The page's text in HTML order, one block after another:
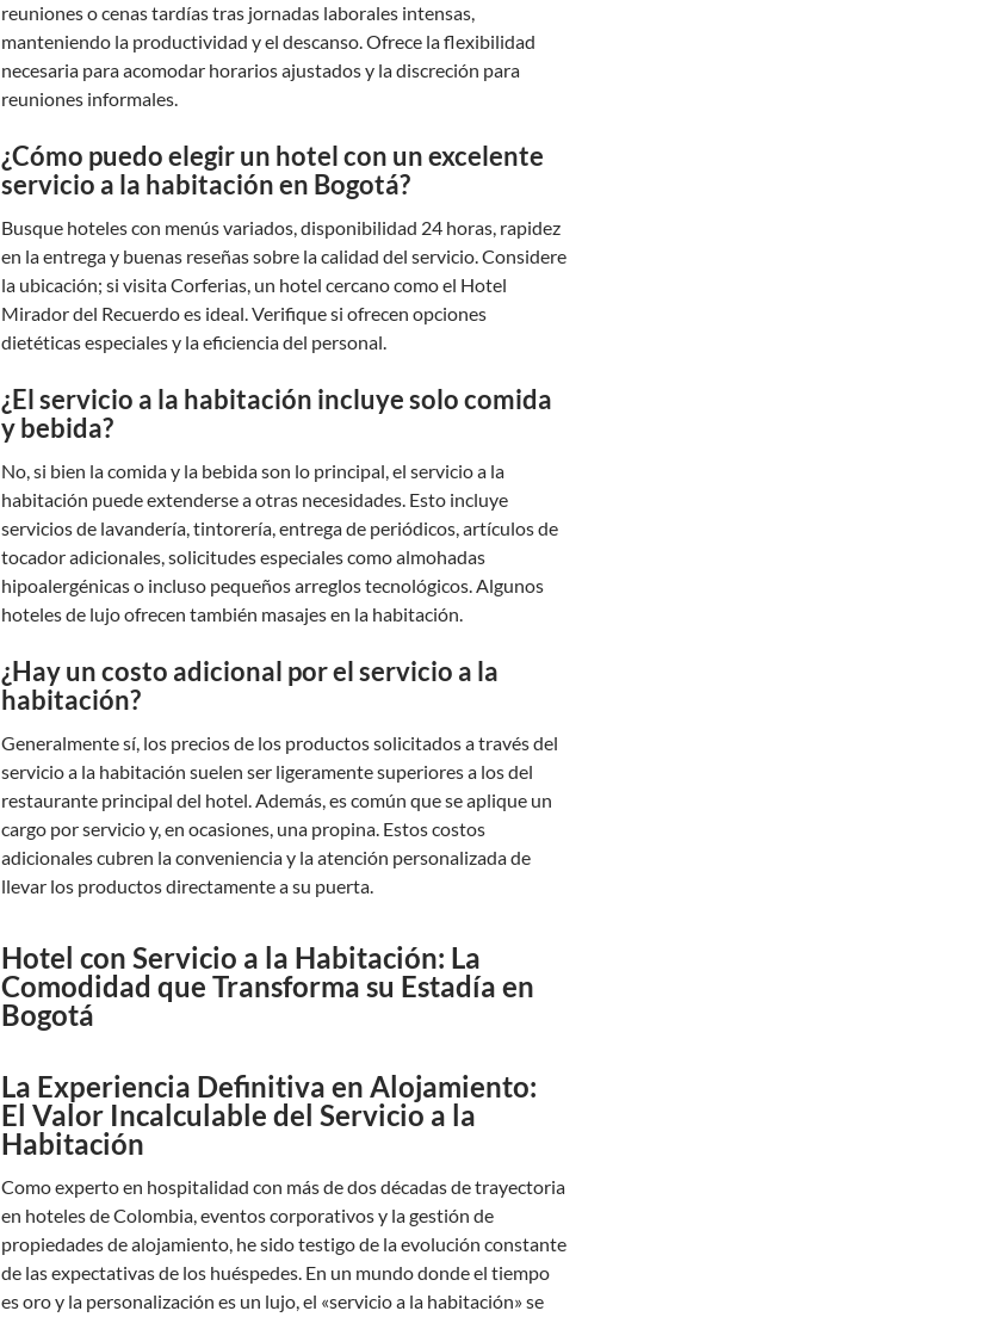
reuniones o cenas tardías tras jornadas laborales intensas,
manteniendo la productividad y el descanso. Ofrece la flexibilidad
necesaria para acomodar horarios ajustados y la discreción para
reuniones informales.
¿Cómo puedo elegir un hotel con un excelente
servicio a la habitación en Bogotá?
Busque hoteles con menús variados, disponibilidad 24 horas, rapidez
en la entrega y buenas reseñas sobre la calidad del servicio. Considere
la ubicación; si visita Corferias, un hotel cercano como el Hotel
Mirador del Recuerdo es ideal. Verifique si ofrecen opciones
dietéticas especiales y la eficiencia del personal.
¿El servicio a la habitación incluye solo comida
y bebida?
No, si bien la comida y la bebida son lo principal, el servicio a la
habitación puede extenderse a otras necesidades. Esto incluye
servicios de lavandería, tintorería, entrega de periódicos, artículos de
tocador adicionales, solicitudes especiales como almohadas
hipoalergénicas o incluso pequeños arreglos tecnológicos. Algunos
hoteles de lujo ofrecen también masajes en la habitación.
¿Hay un costo adicional por el servicio a la
habitación?
Generalmente sí, los precios de los productos solicitados a través del
servicio a la habitación suelen ser ligeramente superiores a los del
restaurante principal del hotel. Además, es común que se aplique un
cargo por servicio y, en ocasiones, una propina. Estos costos
adicionales cubren la conveniencia y la atención personalizada de
llevar los productos directamente a su puerta.
Hotel con Servicio a la Habitación: La
Comodidad que Transforma su Estadía en
Bogotá
La Experiencia Definitiva en Alojamiento:
El Valor Incalculable del Servicio a la
Habitación
Como experto en hospitalidad con más de dos décadas de trayectoria
en hoteles de Colombia, eventos corporativos y la gestión de
propiedades de alojamiento, he sido testigo de la evolución constante
de las expectativas de los huéspedes. En un mundo donde el tiempo
es oro y la personalización es un lujo, el «servicio a la habitación» se